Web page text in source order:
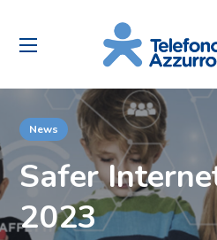
News
Safer
2023